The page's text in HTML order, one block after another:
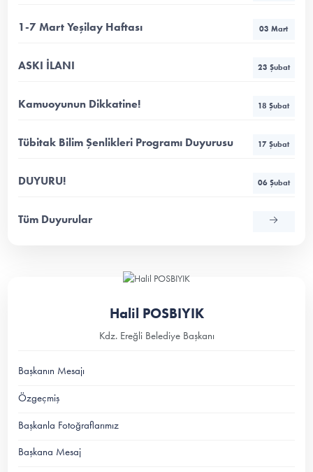
1-7 Mart Yeşilay Haftası 03 Mart
ASKI İLANI 23 Şubat
Kamuoyunun Dikkatine! 18 Şubat
Tübitak Bilim Şenlikleri Programı Duyurusu 17 Şubat
DUYURU! 06 Şubat
Tüm Duyurular
Halil POSBIYIK
Kdz. Ereğli Belediye Başkanı
Başkanın Mesajı
Özgeçmiş
Başkanla Fotoğraflarımız
Başkana Mesaj